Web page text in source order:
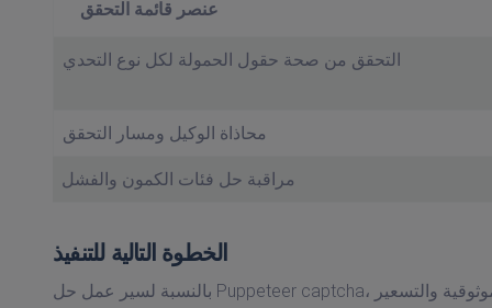
عنصر قائمة التحقق
التحقق من صحة حقول الحمولة لكل نوع التحدي
محاذاة الوكيل ومسار التحقق
مراقبة حل فئات الكمون والفشل
الخطوة التالية للتنفيذ
بالنسبة لسير عمل حل Puppeteer captcha، تحقق من دقة الحمولة وأعد محاولة عناصر التحكم أولاً، ثم قم بمواءمة الموثوقية والتسعير